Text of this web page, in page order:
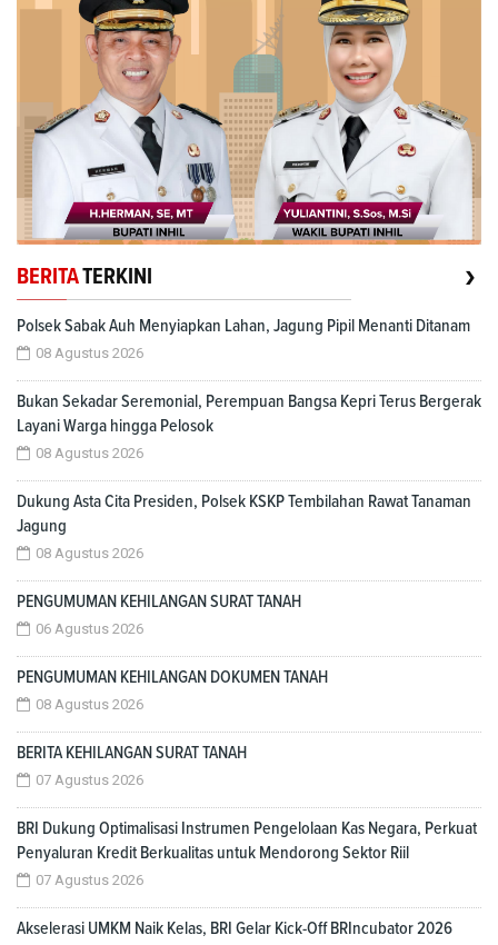
BERITATERKINI ›
Polsek Sabak Auh Menyiapkan Lahan, Jagung Pipil Menanti Ditanam
08 Agustus 2026
Bukan Sekadar Seremonial, Perempuan Bangsa Kepri Terus Bergerak
Layani Warga hingga Pelosok
08 Agustus 2026
Dukung Asta Cita Presiden, Polsek KSKP Tembilahan Rawat Tanaman
Jagung
08 Agustus 2026
PENGUMUMAN KEHILANGAN SURAT TANAH
06 Agustus 2026
PENGUMUMAN KEHILANGAN DOKUMEN TANAH
08 Agustus 2026
BERITA KEHILANGAN SURAT TANAH
07 Agustus 2026
BRI Dukung Optimalisasi Instrumen Pengelolaan Kas Negara, Perkuat
Penyaluran Kredit Berkualitas untuk Mendorong Sektor Riil
07 Agustus 2026
Akselerasi UMKM Naik Kelas, BRI Gelar Kick-Off BRIncubator 2026